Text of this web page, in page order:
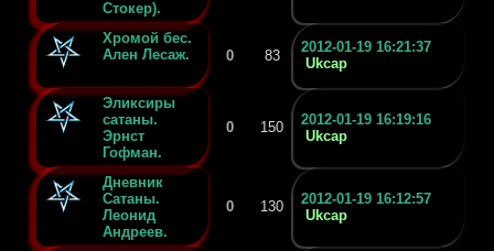
Стокер).
Хромой бес.
Ален Лесаж.
0 83
2012-01-19 16:21:37
Ukcap
Эликсиры
сатаны.
Эрнст
Гофман.
0 150
2012-01-19 16:19:16
Ukcap
Дневник
Сатаны.
Леонид
Андреев.
0 130
2012-01-19 16:12:57
Ukcap